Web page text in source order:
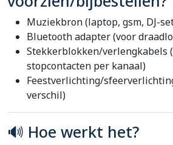
Muziekbron (laptop, gsm, DJ-
Bluetooth adapter (voor
Stekkerblokken/verlengkabels
stopcontacten per kanaal)
Feestverlichting/
verschil)
🔊 Hoe werkt het?